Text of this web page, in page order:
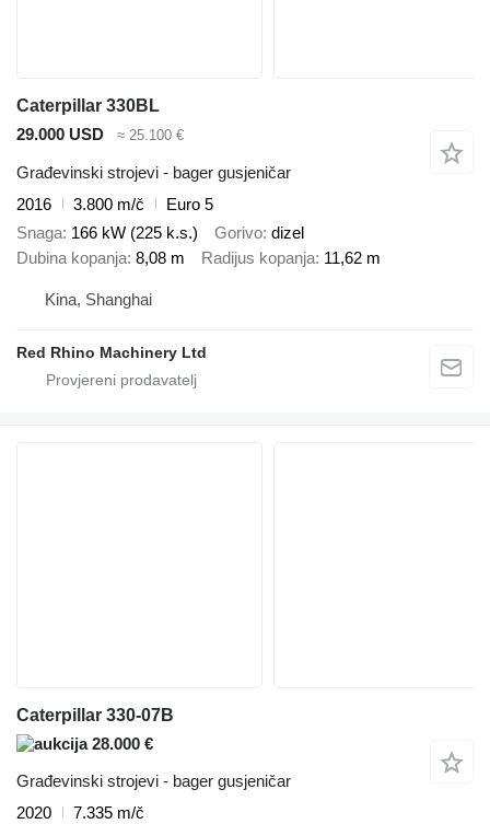
Caterpillar 330BL
29.000 USD
≈ 25.100 €
Građevinski strojevi - bager gusjeničar
2016
3.800 m/č
Euro 5
Snaga 166 kW (225 k.s.) Gorivo dizel
Dubina kopanja 8,08 m Radijus kopanja 11,62 m
Kina, Shanghai
Red Rhino Machinery Ltd
Caterpillar 330-07B
28.000 €
Građevinski strojevi - bager gusjeničar
2020
7.335 m/č